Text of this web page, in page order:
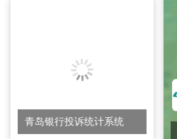
青岛银行投诉统计系统